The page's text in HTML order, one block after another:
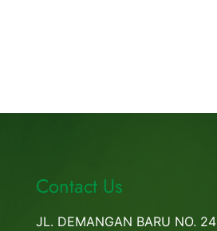
Contact Us
JL. DEMANGAN BARU NO. 24